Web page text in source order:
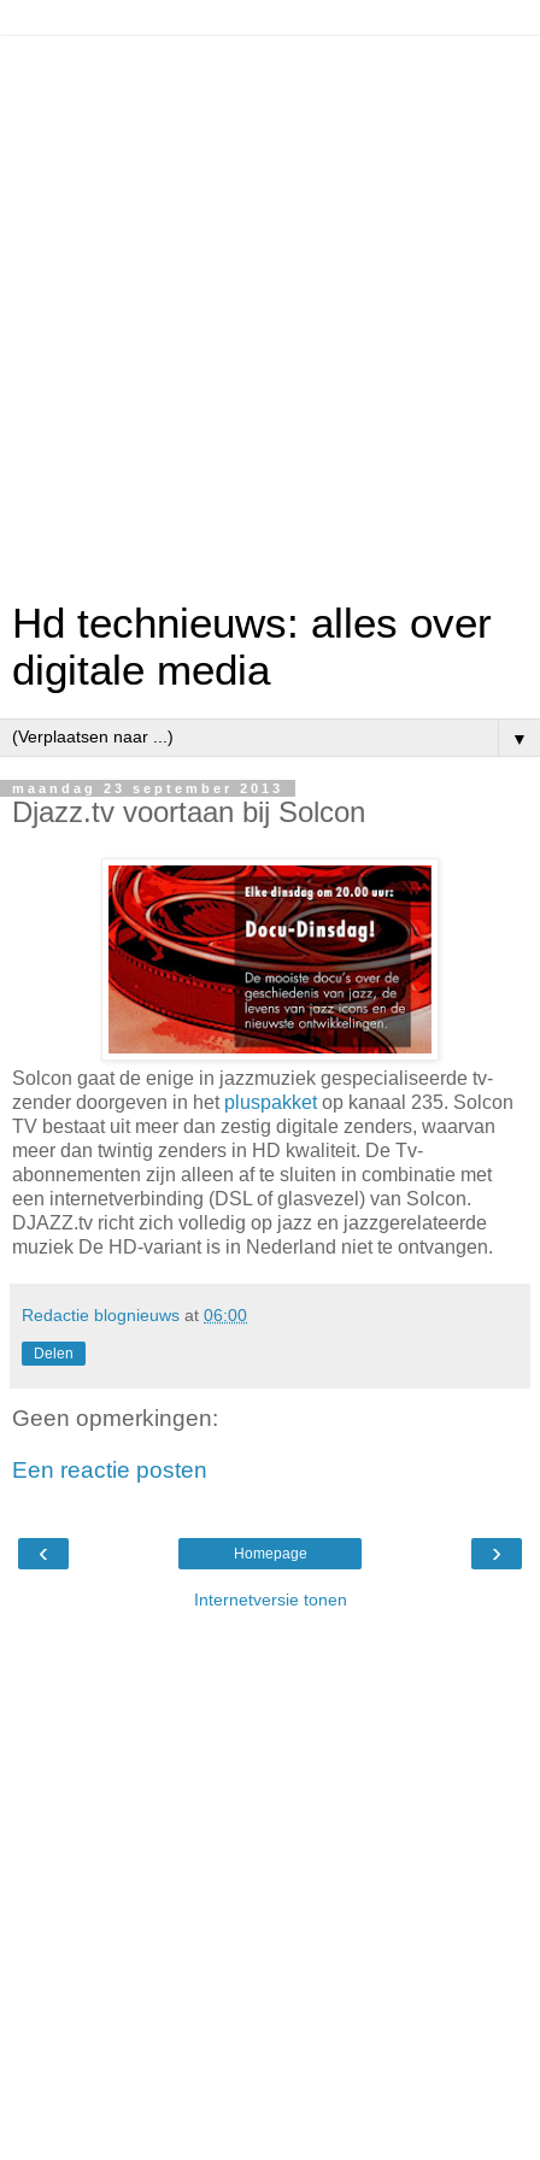
Hd technieuws: alles over
digitale media
▼
maandag 23 september 2013
Djazz.tv voortaan bij Solcon
Solcon gaat de enige in jazzmuziek gespecialiseerde tv-
zender doorgeven in het pluspakketop kanaal 235. Solcon
TV bestaat uit meer dan zestig digitale zenders, waarvan
meer dan twintig zenders in HD kwaliteit. De Tv-
abonnementen zijn alleen af te sluiten in combinatie met
een internetverbinding (DSL of glasvezel) van Solcon.
DJAZZ.tv richt zich volledig op jazz en jazzgerelateerde
muziek De HD-variant is in Nederland niet te ontvangen.
Redactie blognieuws at 06:00
Delen
Geen opmerkingen:
Een reactie posten
‹ ›
Homepage
Internetversie tonen